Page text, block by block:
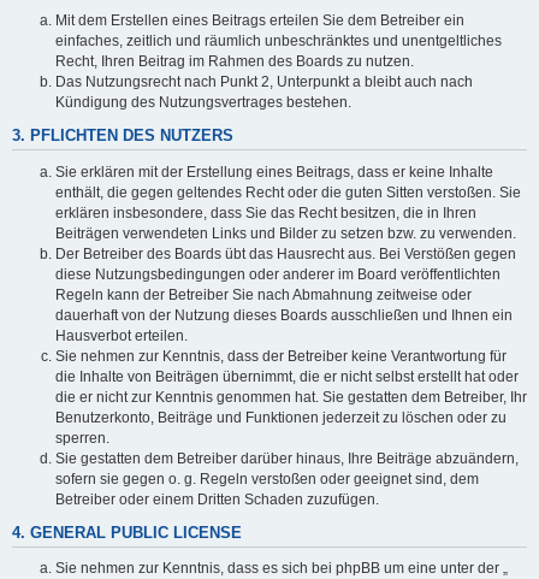
Mit dem Erstellen eines Beitrags erteilen Sie dem Betreiber ein
einfaches, zeitlich und räumlich unbeschränktes und unentgeltliches
Recht, Ihren Beitrag im Rahmen des Boards zu nutzen.
Das Nutzungsrecht nach Punkt 2, Unterpunkt a bleibt auch nach
Kündigung des Nutzungsvertrages bestehen.
3. PFLICHTEN DES NUTZERS
Sie erklären mit der Erstellung eines Beitrags, dass er keine Inhalte
enthält, die gegen geltendes Recht oder die guten Sitten verstoßen. Sie
erklären insbesondere, dass Sie das Recht besitzen, die in Ihren
Beiträgen verwendeten Links und Bilder zu setzen bzw. zu verwenden.
Der Betreiber des Boards übt das Hausrecht aus. Bei Verstößen gegen
diese Nutzungsbedingungen oder anderer im Board veröffentlichten
Regeln kann der Betreiber Sie nach Abmahnung zeitweise oder
dauerhaft von der Nutzung dieses Boards ausschließen und Ihnen ein
Hausverbot erteilen.
Sie nehmen zur Kenntnis, dass der Betreiber keine Verantwortung für
die Inhalte von Beiträgen übernimmt, die er nicht selbst erstellt hat oder
die er nicht zur Kenntnis genommen hat. Sie gestatten dem Betreiber, Ihr
Benutzerkonto, Beiträge und Funktionen jederzeit zu löschen oder zu
sperren.
Sie gestatten dem Betreiber darüber hinaus, Ihre Beiträge abzuändern,
sofern sie gegen o. g. Regeln verstoßen oder geeignet sind, dem
Betreiber oder einem Dritten Schaden zuzufügen.
4. GENERAL PUBLIC LICENSE
Sie nehmen zur Kenntnis, dass es sich bei phpBB um eine unter der „